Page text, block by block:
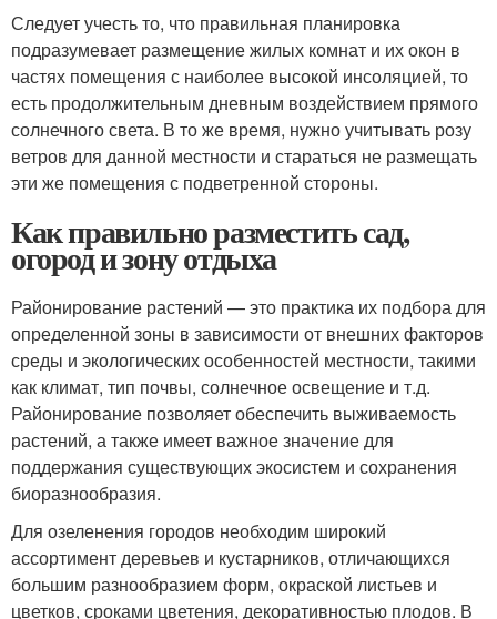
Следует учесть то, что правильная планировка
подразумевает размещение жилых комнат и их окон в
частях помещения с наиболее высокой инсоляцией, то
есть продолжительным дневным воздействием прямого
солнечного света. В то же время, нужно учитывать розу
ветров для данной местности и стараться не размещать
эти же помещения с подветренной стороны.
Как правильно разместить сад,
огород и зону отдыха
Районирование растений — это практика их подбора для
определенной зоны в зависимости от внешних факторов
среды и экологических особенностей местности, такими
как климат, тип почвы, солнечное освещение и т.д.
Районирование позволяет обеспечить выживаемость
растений, а также имеет важное значение для
поддержания существующих экосистем и сохранения
биоразнообразия.
Для озеленения городов необходим широкий
ассортимент деревьев и кустарников, отличающихся
большим разнообразием форм, окраской листьев и
цветков, сроками цветения, декоративностью плодов. В